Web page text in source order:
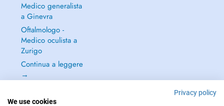
Medico generalista
a Ginevra
Oftalmologo -
Medico oculista a
Zurigo
Continua a leggere
→
Privacy policy
We use cookies